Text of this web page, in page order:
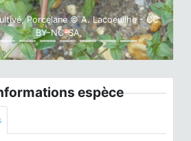
Porcelane © A. Lacoeuilhe - CC
BY-NC-SA
espèce